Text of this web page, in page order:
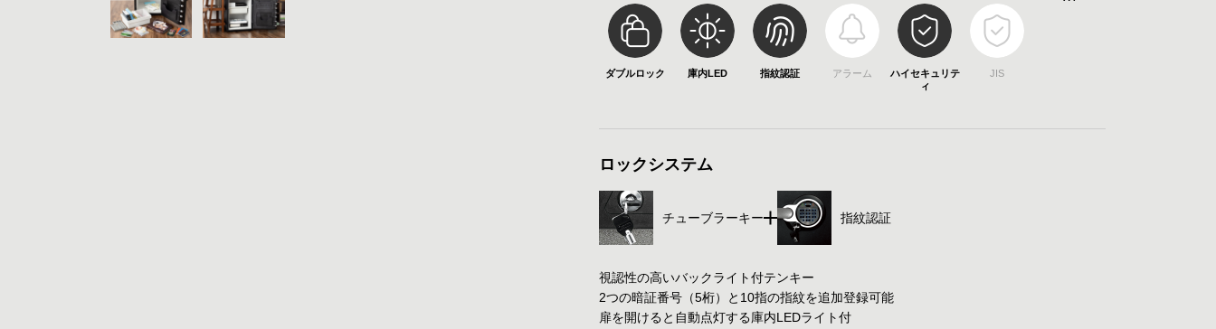
ダブルロック 庫内LED 指紋認証 アラーム
ハイセキュリテ
ィ
JIS
ロックシステム
チューブラーキー 指紋認証
視認性の高いバックライト付テンキー
2つの暗証番号（5桁）と10指の指紋を追加登録可能
扉を開けると自動点灯する庫内LEDライト付